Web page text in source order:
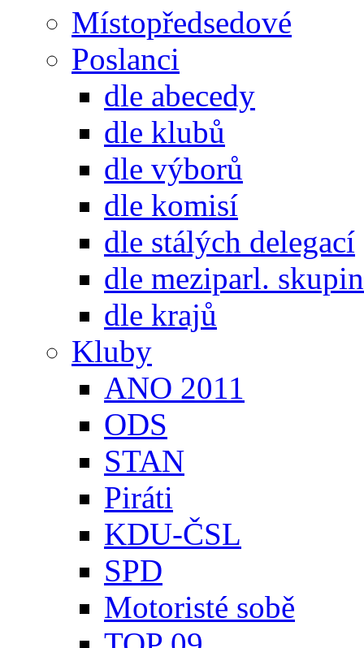
Místopředsedové
Poslanci
dle abecedy
dle klubů
dle výborů
dle komisí
dle stálých delegací
dle meziparl. skupin
dle krajů
Kluby
ANO 2011
ODS
STAN
Piráti
KDU-ČSL
SPD
Motoristé sobě